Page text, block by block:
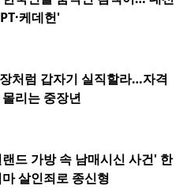
케데헌'
처럼 갑자기 실직할라…자격
리는 중장년
드 가방 속 남매시신 사건' 한
살인죄로 종신형